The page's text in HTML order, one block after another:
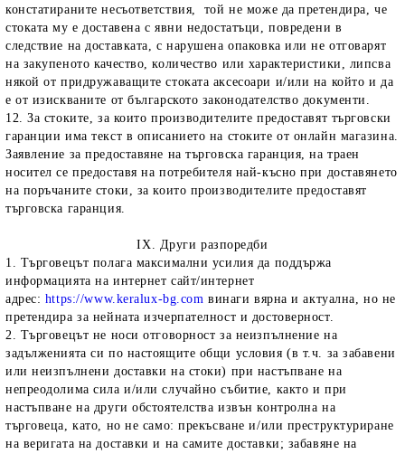
констатираните несъответствия, той не може да претендира, че
стоката му е доставена с явни недостатъци, повредени в
следствие на доставката, с нарушена опаковка или не отговарят
на закупеното качество, количество или характеристики, липсва
някой от придружаващите стоката аксесоари и/или на който и да
е от изискваните от българското законодателство документи.
12. За стоките, за които производителите предоставят търговски
гаранции има текст в описанието на стоките от онлайн магазина.
Заявление за предоставяне на търговска гаранция, на траен
носител се предоставя на потребителя най-късно при доставянето
на поръчаните стоки, за които производителите предоставят
търговска гаранция.
IX. Други разпоредби
1. Търговецът полага максимални усилия да поддържа
информацията на интернет сайт/интернет
адрес: https://www.keralux-bg.comвинаги вярна и актуална, но не
претендира за нейната изчерпателност и достоверност.
2. Търговецът не носи отговорност за неизпълнение на
задълженията си по настоящите общи условия (в т.ч. за забавени
или неизпълнени доставки на стоки) при настъпване на
непреодолима сила и/или случайно събитие, както и при
настъпване на други обстоятелства извън контролна на
търговеца, като, но не само: прекъсване и/или преструктуриране
на веригата на доставки и на самите доставки; забавяне на